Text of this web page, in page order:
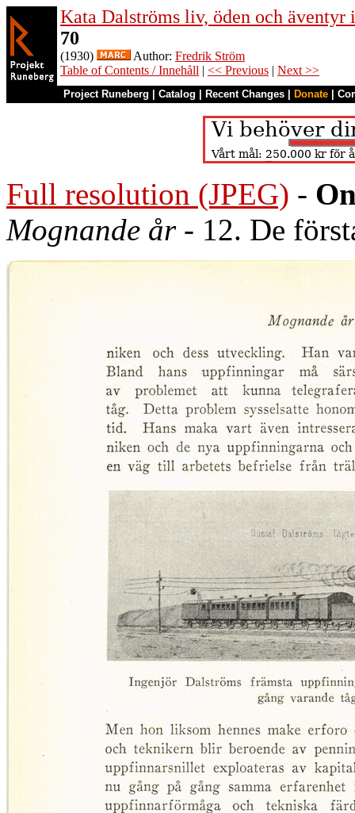
Kata Dalströms liv, öden och
70
(1930) Author: Fredrik Ström
Table of Contents / Innehåll | << Previous | Next >>
Project Runeberg Catalog Recent Changes Donate
Full resolution (JPEG) -
Mognande år- 12. De